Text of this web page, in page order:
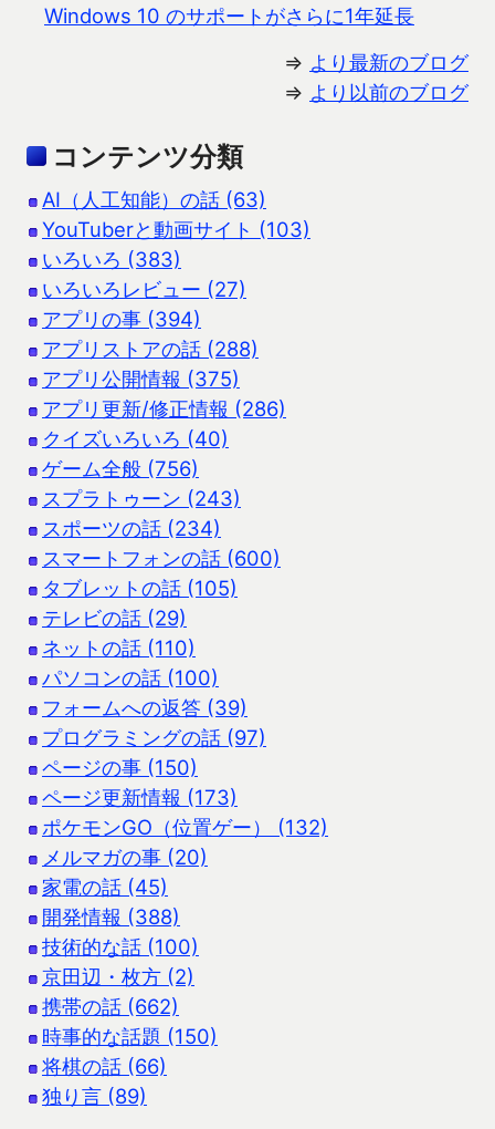
Windows 10 のサポートがさらに1年延長
⇒ より最新のブログ
⇒ より以前のブログ
コンテンツ分類
AI（人工知能）の話 (63)
YouTuberと動画サイト (103)
いろいろ (383)
いろいろレビュー (27)
アプリの事 (394)
アプリストアの話 (288)
アプリ公開情報 (375)
アプリ更新/修正情報 (286)
クイズいろいろ (40)
ゲーム全般 (756)
スプラトゥーン (243)
スポーツの話 (234)
スマートフォンの話 (600)
タブレットの話 (105)
テレビの話 (29)
ネットの話 (110)
パソコンの話 (100)
フォームへの返答 (39)
プログラミングの話 (97)
ページの事 (150)
ページ更新情報 (173)
ポケモンGO（位置ゲー） (132)
メルマガの事 (20)
家電の話 (45)
開発情報 (388)
技術的な話 (100)
京田辺・枚方 (2)
携帯の話 (662)
時事的な話題 (150)
将棋の話 (66)
独り言 (89)